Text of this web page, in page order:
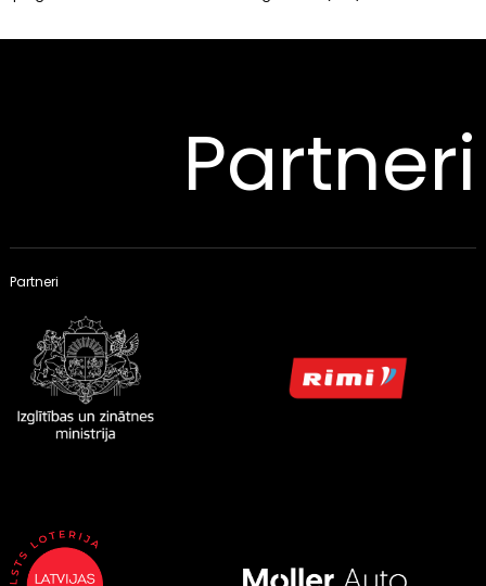
Partneri
Partneri